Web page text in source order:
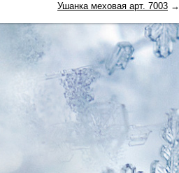
Ушанка меховая арт. 7003 →